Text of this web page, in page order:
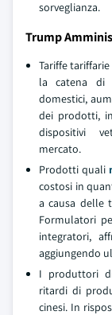
sorveglianza.
Trump
Tariffe
la catena di
domestici,
dei prodotti,
dispositivi
mercato.
Prodotti quali
costosi in
a causa delle
Formulatori
integratori,
aggiungendo
I produttori
ritardi di
cinesi. In